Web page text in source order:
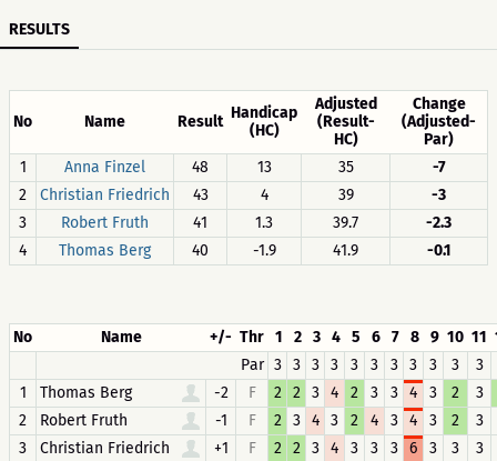
RESULTS
No Name Result Handicap
(HC)
Adjusted
(Result-
HC)
Change
(Adjusted-
Par)
1
Anna Finzel 48 13 35
-7
2
Christian Friedrich 43 4 39
-3
3
Robert Fruth 41 1.3 39.7
-2.3
4
Thomas Berg 40 -1.9 41.9 -0.1
No Name +/- Thr 1 2 3 4 5 6 7 8 9 10 11
Par 3 3 3 3 3 3 3 3 3 3
3
1
Thomas Berg -2 F 2 2 3 4 2 3 3 4 3 2
3
2
Robert Fruth -1 F 2 3 4 3 2 4 3 4 3 2
3
3
Christian Friedrich +1 F 2 2 3 4 3 3 3 6 3 3
3